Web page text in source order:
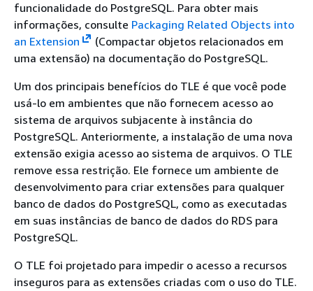
funcionalidade do PostgreSQL. Para obter mais
informações, consulte Packaging Related Objects into
an Extension
(Compactar objetos relacionados em
uma extensão) na documentação do PostgreSQL.
Um dos principais benefícios do TLE é que você pode
usá-lo em ambientes que não fornecem acesso ao
sistema de arquivos subjacente à instância do
PostgreSQL. Anteriormente, a instalação de uma nova
extensão exigia acesso ao sistema de arquivos. O TLE
remove essa restrição. Ele fornece um ambiente de
desenvolvimento para criar extensões para qualquer
banco de dados do PostgreSQL, como as executadas
em suas instâncias de banco de dados do RDS para
PostgreSQL.
O TLE foi projetado para impedir o acesso a recursos
inseguros para as extensões criadas com o uso do TLE.